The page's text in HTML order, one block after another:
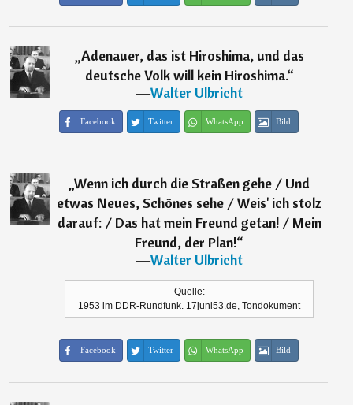
„Adenauer, das ist Hiroshima, und das
deutsche Volk will kein Hiroshima.“
―Walter Ulbricht
Facebook Twitter WhatsApp Bild
„Wenn ich durch die Straßen gehe / Und
etwas Neues, Schönes sehe / Weis' ich stolz
darauf: / Das hat mein Freund getan! / Mein
Freund, der Plan!“
―Walter Ulbricht
Quelle:
1953 im DDR-Rundfunk. 17juni53.de, Tondokument
Facebook Twitter WhatsApp Bild